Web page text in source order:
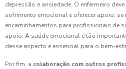
depressão e ansiedade. O enfermeiro
sofrimento emocional e oferecer apoio,
encaminhamentos para profissionais de
apoio. A saúde emocional é tão
desse aspecto é essencial para o bem-
Por fim, a colaboração com outros